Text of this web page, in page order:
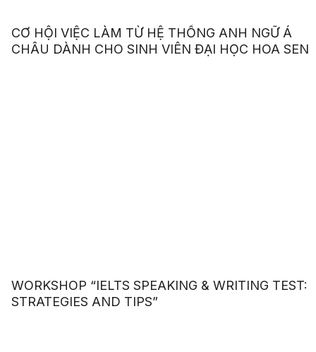
CƠ HỘI VIỆC LÀM TỪ HỆ THỐNG ANH NGỮ Á
CHÂU DÀNH CHO SINH VIÊN ĐẠI HỌC HOA SEN
WORKSHOP “IELTS SPEAKING & WRITING TEST:
STRATEGIES AND TIPS”